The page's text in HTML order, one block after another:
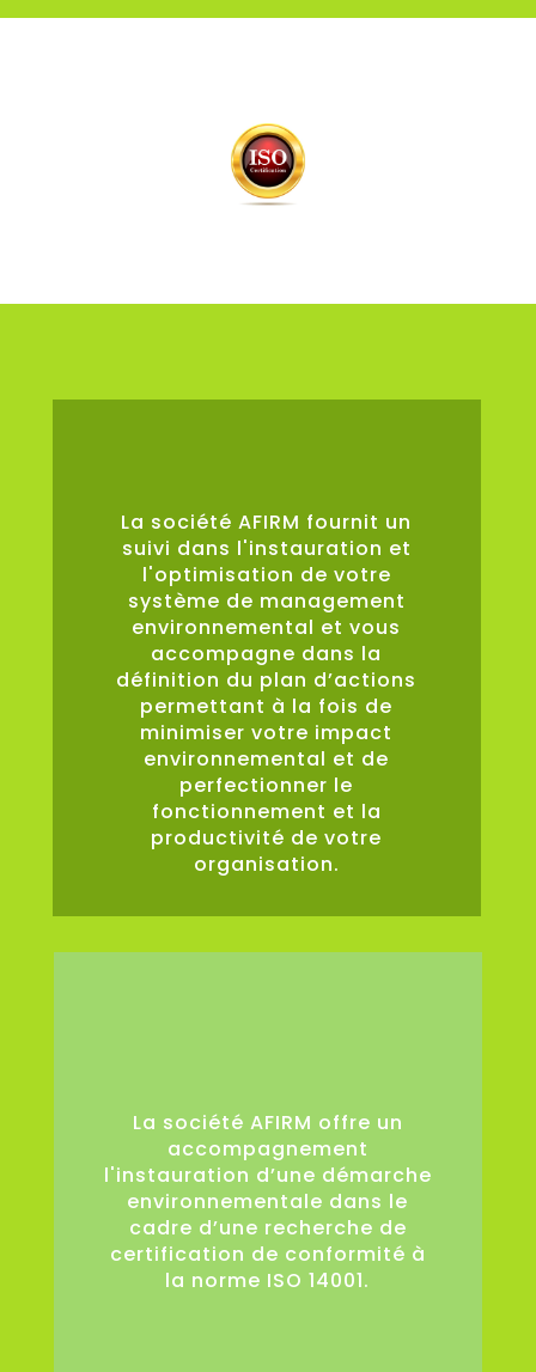
La société AFIRM fournit un
suivi dans l'instauration et
l'optimisation de votre
système de management
environnemental et vous
accompagne dans la
définition du plan d’actions
permettant à la fois de
minimiser votre impact
environnemental et de
perfectionner le
fonctionnement et la
productivité de votre
organisation.
La société AFIRM offre un
accompagnement
l'instauration d’une démarche
environnementale dans le
cadre d’une recherche de
certification de conformité à
la norme ISO 14001.